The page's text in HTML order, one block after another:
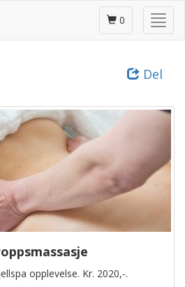
Skjul
/
0
Del
opplevelse. Kr. 2020,-.